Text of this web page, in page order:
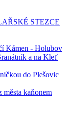
STEZCE
Kámen - Holubov
a na Kleť
do Plešovic
města kaňonem